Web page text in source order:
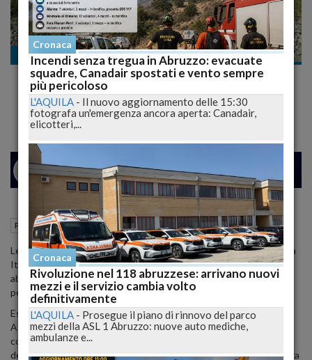
Politica
''Rete Ferroviaria Italiana sta isolando
l'Abruzzo''
MILANO 24
Politica Pescara (PE) 06 Luglio 2012 12:32
Le scelte di politica dei trasporti, messe in atto da Rete Ferroviaria
Italiana (Rfi), rischiano di depotenziare il sistema infrastrutturale
abruzzese, con ricadute negative sia per il traffico passeggeri che
per quello merci."
Esordisce con questa affermazione il Segretario Generale
Aggiunto della Cisl Trasporti Abruzzo Amelio Angelucci, a
commento di un progetto di ridimensionamento che il Gestore
dell'Infrastruttura ferroviaria ha recentemente avviato nella nostra
Cronaca
Incendi senza tregua in Abruzzo: evacuate
squadre, Canadair spostati e vento sempre
più pericoloso
L'AQUILA - Il nuovo aggiornamento delle 15:30
fotografa un'emergenza ancora aperta: Canadair,
elicotteri,...
Cronaca
Rivoluzione nel 118 abruzzese: arrivano nuovi
mezzi e il servizio cambia volto
definitivamente
L'AQUILA - Prosegue il piano di rinnovo del parco
mezzi della ASL 1 Abruzzo: nuove auto mediche,
ambulanze e...